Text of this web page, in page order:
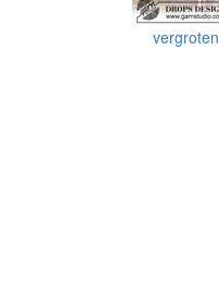
vergroten